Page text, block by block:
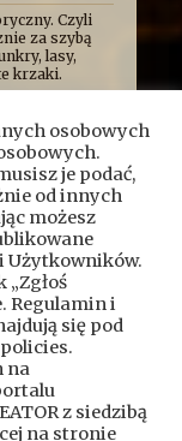
Czyli
za szybą
lasy,
krzaki.
absurdów, z
opisujemy
że taplamy
przeciskamy
albo
nie jest
całkiem
osobowych
je podać,
od innych
możesz
Regulamin i
się pod
na
z siedzibą
na stronie